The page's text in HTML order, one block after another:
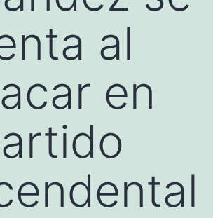
al
en